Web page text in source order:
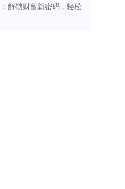
解锁财富新密码，轻松